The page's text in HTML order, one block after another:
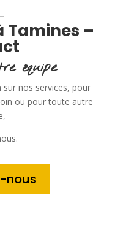
Tamines –
équipe
nos services, pour
ou pour toute autre
nous